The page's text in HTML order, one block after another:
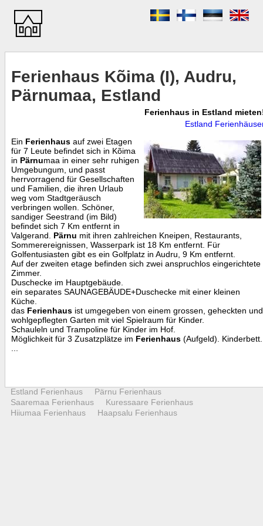
Ferienhaus Kõima (I), Audru,
Pärnumaa, Estland
Ferienhaus in Estland
Estland
Ein Ferienhaus auf zwei Etagen
für 7 Leute befindet sich in Kõima
in Pärnumaa in einer sehr ruhigen
Umgebungum, und passt
herrvorragend für Gesellschaften
und Familien, die ihren Urlaub
weg vom Stadtgeräusch
verbringen wollen. Schöner,
sandiger Seestrand (im Bild)
befindet sich 7 Km entfernt in
Valgerand. Pärnu mit ihren zahlreichen Kneipen, Restaurants,
Sommerereignissen, Wasserpark ist 18 Km entfernt. Für
Golfentusiasten gibt es ein Golfplatz in Audru, 9 Km entfernt.
Auf der zweiten etage befinden sich zwei anspruchlos eingerichtete
Zimmer.
Duschecke im Hauptgebäude.
ein separates SAUNAGEBÄUDE+Duschecke mit einer kleinen
Küche.
das Ferienhaus ist umgegeben von einem grossen, geheckten und
wohlgepflegten Garten mit viel Spielraum für Kinder.
Schauleln und Trampoline für Kinder im Hof.
Möglichkeit für 3 Zusatzplätze im Ferienhaus (Aufgeld). Kinderbett.
Estland Ferienhaus
Pärnu Ferienhaus
Saaremaa Ferienhaus
Kuressaare Ferienhaus
Hiiumaa Ferienhaus
Haapsalu Ferienhaus